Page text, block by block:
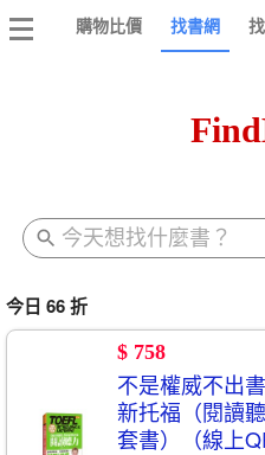
購物比價 找書網
今日 66 折
$ 758
不是權威不出
新托福（閱讀
套書）（線上